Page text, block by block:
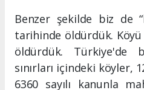
Benzer şekilde biz de
tarihinde öldürdük.
öldürdük. Türkiye'de
sınırları içindeki köyler,
6360 sayılı kanunla